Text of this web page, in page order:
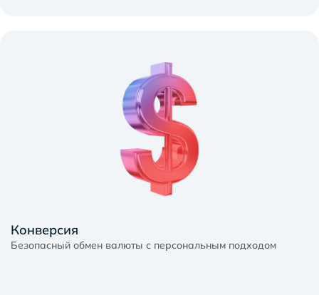
Конверсия
Безопасный обмен валюты с персональным подходом